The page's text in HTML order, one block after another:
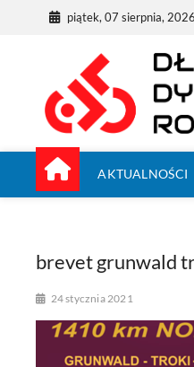
piątek, 07 sierpnia, 2026
AKTUALNOŚCI
brevet grunwald
24 stycznia 2021